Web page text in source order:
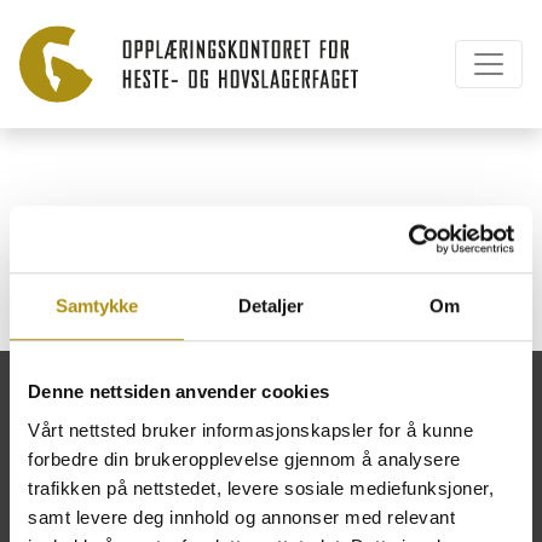
Samtykke Detaljer Om
Denne nettsiden anvender cookies
Vårt nettsted bruker informasjonskapsler for å kunne
forbedre din brukeropplevelse gjennom å analysere
trafikken på nettstedet, levere sosiale mediefunksjoner,
samt levere deg innhold og annonser med relevant
Lauvåsen Avlsstasjon
Opplæringskontoret for heste- og
hovslagerfaget